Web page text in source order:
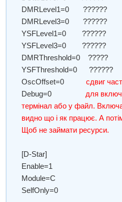
DMRLevel1=0 ??????
DMRLevel3=0 ??????
YSFLevel1=0 ??????
YSFLevel3=0 ??????
DMRThreshold=0 ?????
YSFThreshold=0 ??????
OscOffset=0сдвиг
Debug=0 для
термінал або у файл.
видно що і як працює. А
Щоб не займати ресурси.
[D-Star]
Enable=1
Module=C
SelfOnly=0